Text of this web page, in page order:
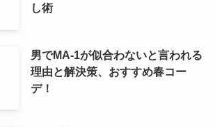
し術
男でMA-1が似合わないと言われる
理由と解決策、おすすめ春コー
デ！